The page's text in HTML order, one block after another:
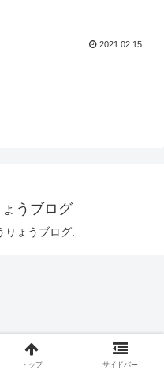
2021.02.15
うブログ
ょうブログ.
トップ サイドバー